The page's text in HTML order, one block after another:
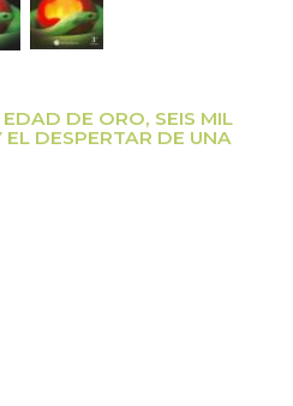
DE ORO, SEIS MIL
DESPERTAR DE UNA